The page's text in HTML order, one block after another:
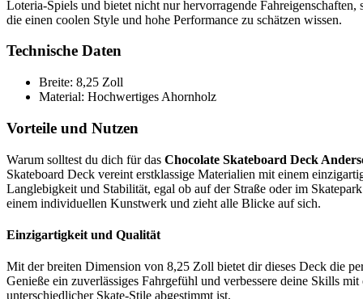
Loteria-Spiels und bietet nicht nur hervorragende
die einen coolen Style und hohe Performance zu schätzen wissen.
Technische Daten
Breite: 8,25 Zoll
Material: Hochwertiges Ahornholz
Vorteile und Nutzen
Warum solltest du dich für das Chocolate Skateboard Deck
Skateboard Deck vereint erstklassige Materialien mit einem
Langlebigkeit und Stabilität, egal ob auf der Straße oder im
einem individuellen Kunstwerk und zieht alle Blicke auf sich.
Einzigartigkeit und Qualität
Mit der breiten Dimension von 8,25 Zoll bietet dir dieses Deck die
Genieße ein zuverlässiges Fahrgefühl und verbessere deine Skills
unterschiedlicher Skate-Stile abgestimmt ist.